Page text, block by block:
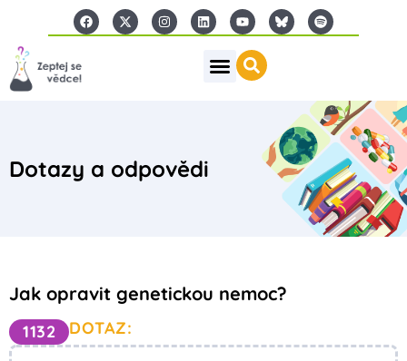
Dotazy a odpovědi
Jak opravit genetickou nemoc?
1132 DOTAZ: